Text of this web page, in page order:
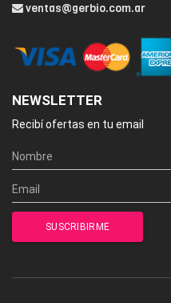
ventas@gerbio.com.ar
NEWSLETTER
Recibí ofertas en tu email